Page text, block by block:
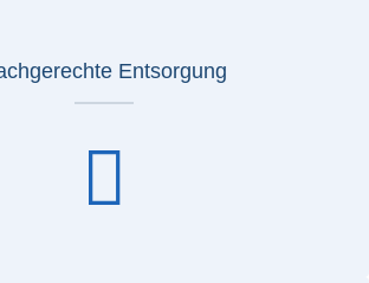
Entsorgung